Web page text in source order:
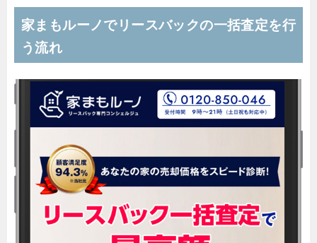
家まもルーノでリースバックの一括査定を行
う流れ